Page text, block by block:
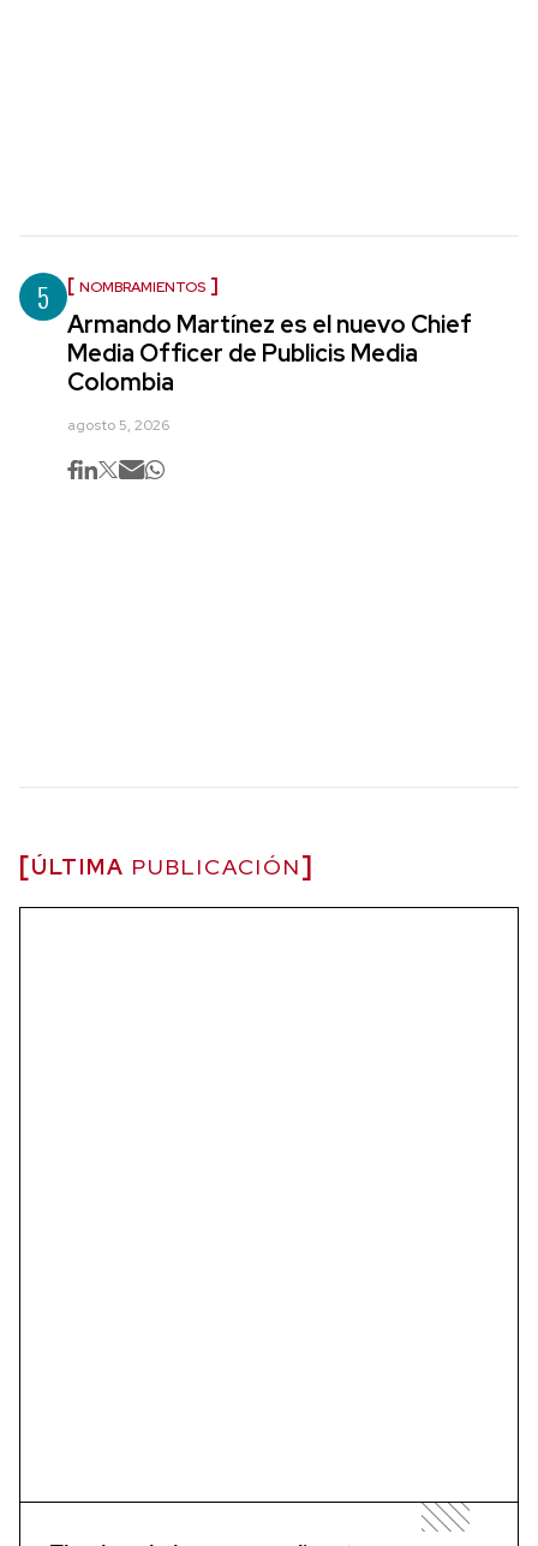
5 NOMBRAMIENTOS
Armando Martínez es el nuevo Chief
Media Officer de Publicis Media
Colombia
agosto 5, 2026
ÚLTIMA PUBLICACIÓN